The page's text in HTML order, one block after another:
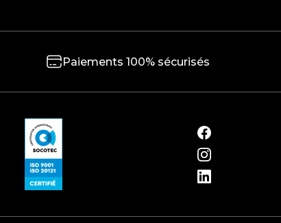
Paiements 100% sécurisés